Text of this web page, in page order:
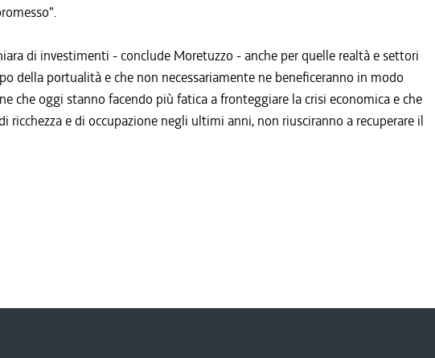
di investimenti - conclude Moretuzzo - anche per quelle realtà e settori
della portualità e che non necessariamente ne beneficeranno in modo
che oggi stanno facendo più fatica a fronteggiare la crisi economica e che
e di occupazione negli ultimi anni, non riusciranno a recuperare il